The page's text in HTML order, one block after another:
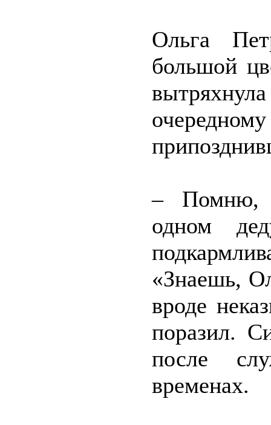
Ольга
большой
– Помню,
одном
«Знаешь,
вроде
поразил.
после
временах.